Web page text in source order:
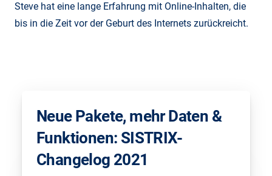
Steve hat eine lange Erfahrung mit Online-Inhalten, die
bis in die Zeit vor der Geburt des Internets zurückreicht.
Neue Pakete, mehr Daten &
Funktionen: SISTRIX-
Changelog 2021